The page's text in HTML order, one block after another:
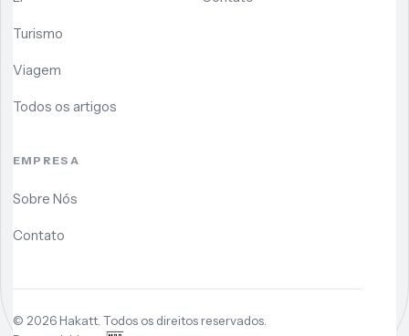
Turismo
Viagem
Todos os artigos
EMPRESA
Sobre Nós
Contato
© 2026Hakatt. Todos os direitos reservados.